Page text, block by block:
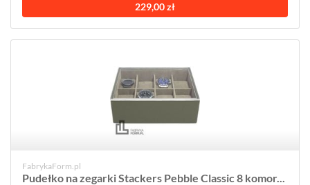
229,00 zł
FabrykaForm.pl
Pudełko na zegarki Stackers Pebble Classic 8 komor...